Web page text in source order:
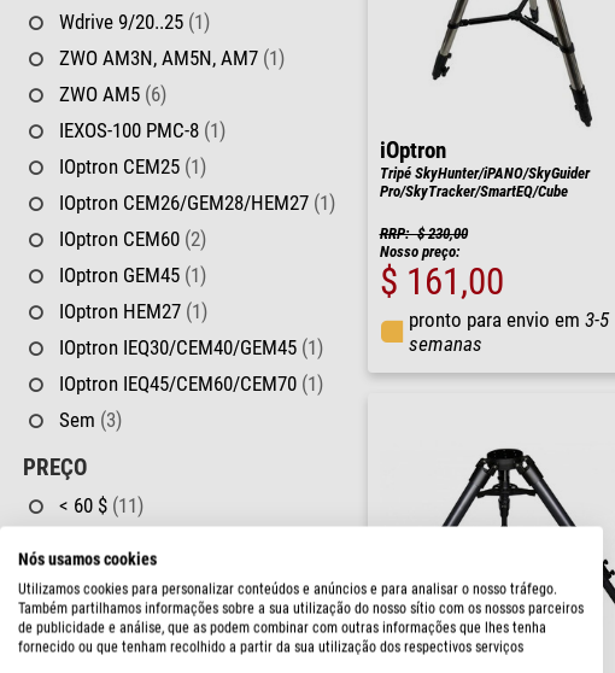
Wdrive 9/20..25 (1)
ZWO AM3N, AM5N, AM7 (1)
ZWO AM5 (6)
IEXOS-100 PMC-8 (1)
IOptron CEM25 (1)
IOptron CEM26/GEM28/HEM27 (1)
IOptron CEM60 (2)
IOptron GEM45 (1)
IOptron HEM27 (1)
IOptron IEQ30/CEM40/GEM45 (1)
IOptron IEQ45/CEM60/CEM70 (1)
Sem (3)
PREÇO
< 60 $ (11)
120 - 170 $
170 - 230 $(7)
230 - 350 $(5)
iOptron
Tripé SkyHunter/iPANO/SkyGuider
Pro/SkyTracker/SmartEQ/Cube
RRP: $ 230,00
Nosso preço:
$ 161,00
pronto para envio em 3-5
semanas
Nós usamos cookies
Utilizamos cookies para personalizar conteúdos e anúncios e para analisar o nosso tráfego.
Também partilhamos informações sobre a sua utilização do nosso sítio com os nossos parceiros
de publicidade e análise, que as podem combinar com outras informações que lhes tenha
fornecido ou que tenham recolhido a partir da sua utilização dos respectivos serviços